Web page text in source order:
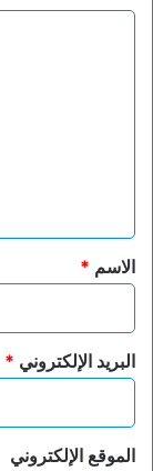
*
الاسم *
البريد الإلكتروني *
الموقع الإلكتروني